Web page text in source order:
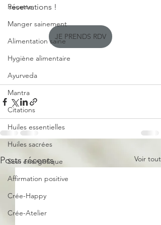
Recette
Manger sainement
Alimentation saine
Hygiène alimentaire
Ayurveda
Mantra
Citations
Huiles essentielles
Huiles sacrées
Soin énergétique
Affirmation positive
Crée-Happy
Crée-Atelier
réservations !
JE PRENDS RDV
Posts récents Voir tout